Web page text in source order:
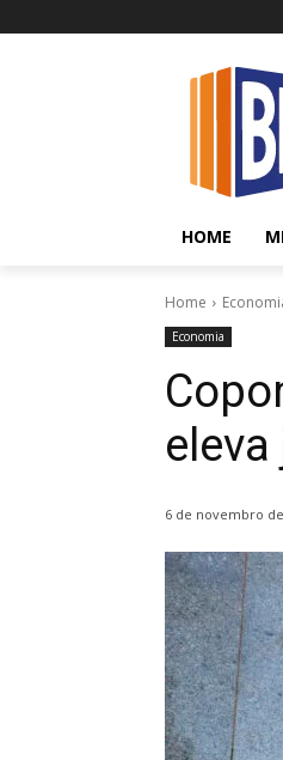
HOME
Home
Economia
6 de novembro